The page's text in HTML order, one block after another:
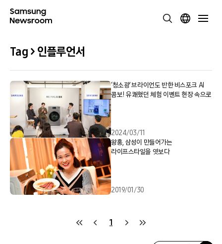
Tag > 인플루언서
‘청소광’ 브라이언도 반한 비스포크 AI
콤보! 유쾌했던 체험 이벤트 현장 속으로
2024/03/11
왕훙, 삼성이 만들어가는
라이프스타일을 엿보다
2019/01/30
1